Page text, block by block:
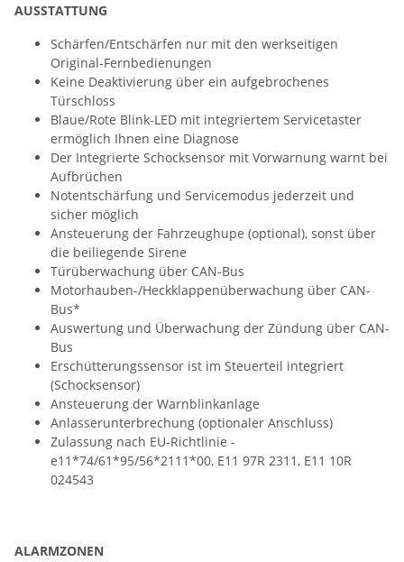
AUSSTATTUNG
Schärfen/Entschärfen nur mit den werkseitigen
Original-Fernbedienungen
Keine Deaktivierung über ein aufgebrochenes
Türschloss
Blaue/Rote Blink-LED mit integriertem Servicetaster
ermöglich Ihnen eine Diagnose
Der Integrierte Schocksensor mit Vorwarnung warnt bei
Aufbrüchen
Notentschärfung und Servicemodus jederzeit und
sicher möglich
Ansteuerung der Fahrzeughupe (optional), sonst über
die beiliegende Sirene
Türüberwachung über CAN-Bus
Motorhauben-/Heckklappenüberwachung über CAN-
Bus*
Auswertung und Überwachung der Zündung über CAN-
Bus
Erschütterungssensor ist im Steuerteil integriert
(Schocksensor)
Ansteuerung der Warnblinkanlage
Anlasserunterbrechung (optionaler Anschluss)
Zulassung nach EU-Richtlinie -
e11*74/61*95/56*2111*00, E11 97R 2311, E11 10R
024543
ALARMZONEN